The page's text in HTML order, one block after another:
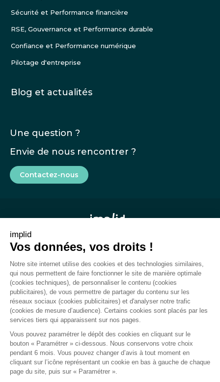
Sécurité et Performance financière
RSE, Gouvernance et Performance durable
Confiance et Performance numérique
Pilotage d'entreprise
Blog et actualités
Une question ?
Envie de nous rencontrer ?
Contactez-nous
Mentions légales
CGU
Rapport de transparence
Plan du site
Gestion des cookies
Politique de confidentialité
implid
Vos données, vos droits !
Notre site internet utilise des cookies et des technologies similaires,
qui nous permettent de faire fonctionner le site de manière optimale
(cookies techniques), de personnaliser le contenu (cookies
publicitaires), de vous permettre de partager du contenu sur les
réseaux sociaux (cookies publicitaires) et d'analyser notre trafic
(cookies de mesure d’audience). Certains cookies sont placés par les
services tiers qui apparaissent sur nos pages.
Vous pouvez paramétrer le dépôt des cookies en cliquant sur le
bouton « Paramétrer » ci-dessous. Nous conservons votre choix
pendant 6 mois. Vous pouvez changer d’avis à tout moment en
cliquant sur l’icône représentant un cookie en bas à gauche de chaque
page du site, puis sur « Paramétrer ».